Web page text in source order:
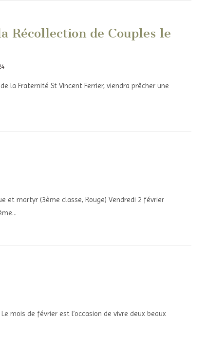
Récollection de Couples le
la Fraternité St Vincent Ferrier, viendra prêcher une
et martyr (3ème classe, Rouge) Vendredi 2 février
mois de février est l’occasion de vivre deux beaux